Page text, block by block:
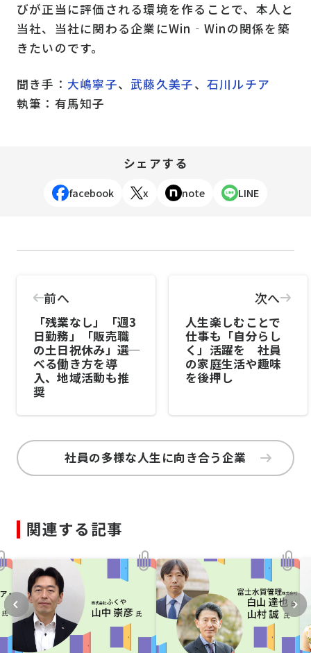
びが正当に評価される環境を作ることで、本人と
当社、当社に関わる企業にWin‐Winの関係を築
きたいのです。
聞き手： 大嶋寧子、 武藤久美子、 石川ルチア
執筆：有馬知子
シェアする
facebook x note LINE
前へ
「残業なし」「週3
日勤務」「販売職
の土日祝休み」――選
べる働き方を導
入、地域活動も推
奨
次へ
人生楽しむことで
仕事も「自分らし
く」活躍を 社員
の家庭生活や趣味
を後押し
社員の多様な人生に向き合う企業
関連する記事